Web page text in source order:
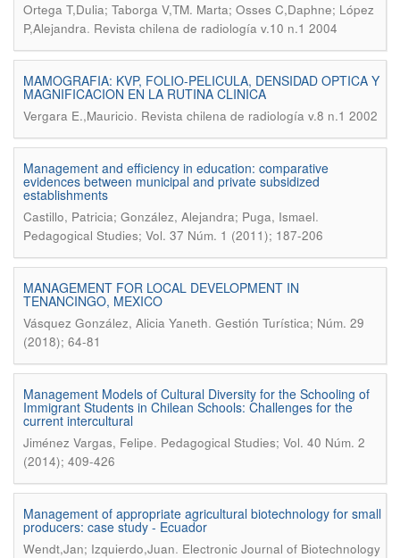
Ortega T,Dulia; Taborga V,TM. Marta; Osses C,Daphne; López
P,Alejandra. Revista chilena de radiología v.10 n.1 2004
MAMOGRAFIA: KVP, FOLIO-PELICULA, DENSIDAD OPTICA Y
MAGNIFICACION EN LA RUTINA CLINICA
Vergara E.,Mauricio. Revista chilena de radiología v.8 n.1 2002
Management and efficiency in education: comparative
evidences between municipal and private subsidized
establishments
Castillo, Patricia; González, Alejandra; Puga, Ismael.
Pedagogical Studies; Vol. 37 Núm. 1 (2011); 187-206
MANAGEMENT FOR LOCAL DEVELOPMENT IN
TENANCINGO, MEXICO
Vásquez González, Alicia Yaneth. Gestión Turística; Núm. 29
(2018); 64-81
Management Models of Cultural Diversity for the Schooling of
Immigrant Students in Chilean Schools: Challenges for the
current intercultural
Jiménez Vargas, Felipe. Pedagogical Studies; Vol. 40 Núm. 2
(2014); 409-426
Management of appropriate agricultural biotechnology for small
producers: case study - Ecuador
Wendt,Jan; Izquierdo,Juan. Electronic Journal of Biotechnology